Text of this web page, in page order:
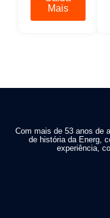
Mais
Com mais de 53 anos de
de história da Energ,
experiência,